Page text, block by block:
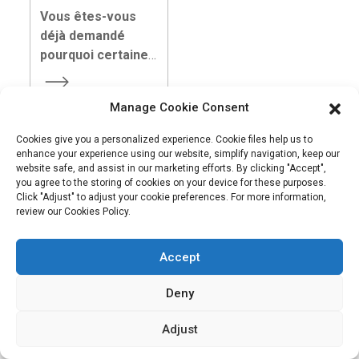
marque.
personnalisés
pour snacks
Vous êtes-vous
déjà demandé
pourquoi certaines
marques de
immédiatement
prises d'assaut,
tandis que d'autres
restent inaperçues
en rayon ?
Pour la plupart des
Manage Cookie Consent
Cookies give you a personalized experience. Cookie files help us to
enhance your experience using our website, simplify navigation, keep our
website safe, and assist in our marketing efforts. By clicking "Accept",
you agree to the storing of cookies on your device for these purposes.
Click "Adjust" to adjust your cookie preferences. For more information,
review our Cookies Policy.
Accept
Deny
Adjust